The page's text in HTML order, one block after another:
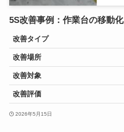
5S改善事例：作業台の移動化
改善タイプ
改善場所
改善対象
改善評価
2026年5月15日